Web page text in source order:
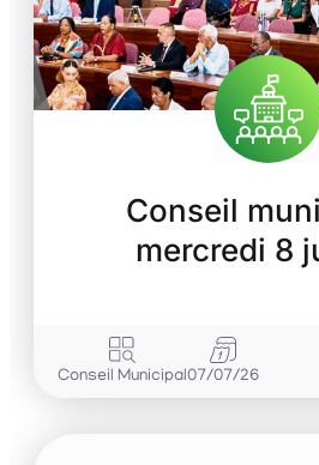
Conseil
mercredi 8
Conseil Municipal07/07/26